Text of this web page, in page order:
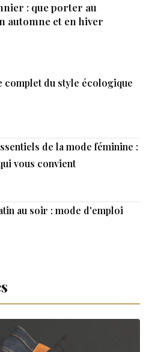
: que porter au
automne et en hiver
complet du style écologique
de la mode féminine :
vous convient
au soir : mode d'emploi